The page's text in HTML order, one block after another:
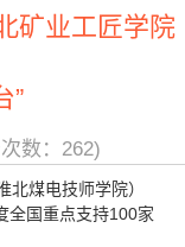
矿业工匠学院
”
数： 262)
北煤电技师学院）
全国重点支持100家